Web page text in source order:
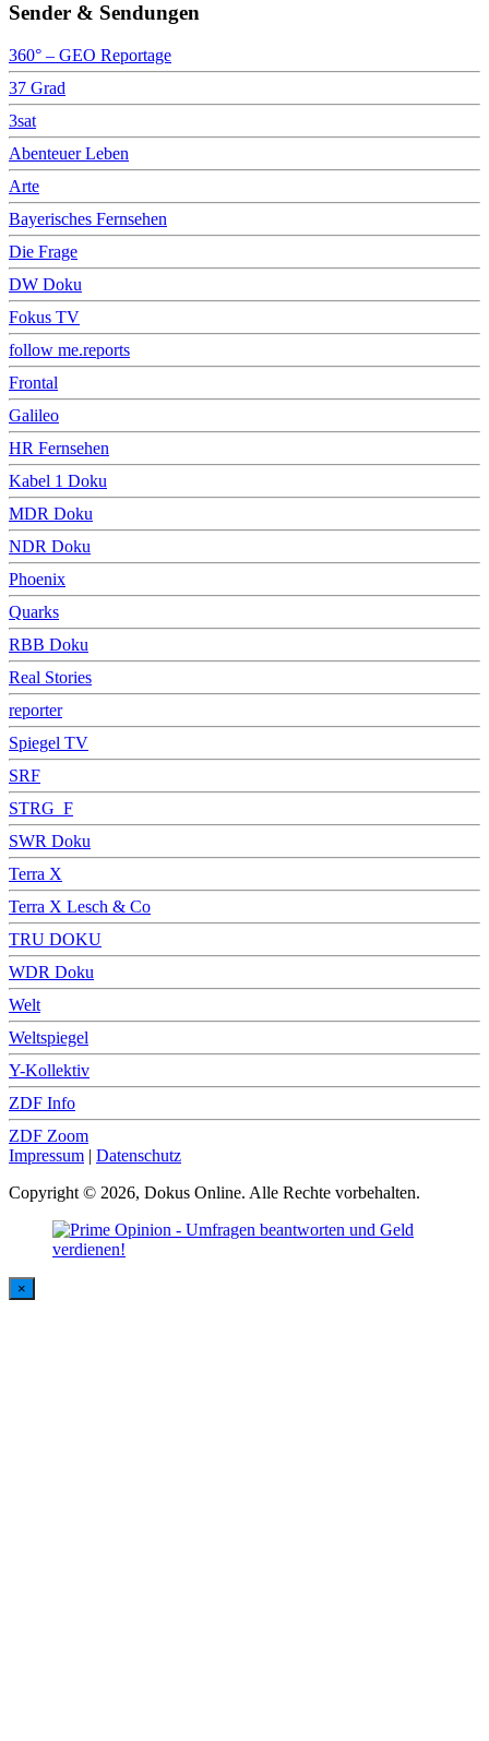
Sender & Sendungen
360° – GEO Reportage
37 Grad
3sat
Abenteuer Leben
Arte
Bayerisches Fernsehen
Die Frage
DW Doku
Fokus TV
follow me.reports
Frontal
Galileo
HR Fernsehen
Kabel 1 Doku
MDR Doku
NDR Doku
Phoenix
Quarks
RBB Doku
Real Stories
reporter
Spiegel TV
SRF
STRG_F
SWR Doku
Terra X
Terra X Lesch & Co
TRU DOKU
WDR Doku
Welt
Weltspiegel
Y-Kollektiv
ZDF Info
ZDF Zoom
Impressum | Datenschutz
Copyright © 2026, Dokus Online. Alle Rechte vorbehalten.
×